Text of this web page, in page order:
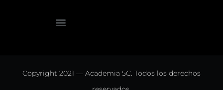
Copyright 2021 — Academia 5C. Todos los derechos